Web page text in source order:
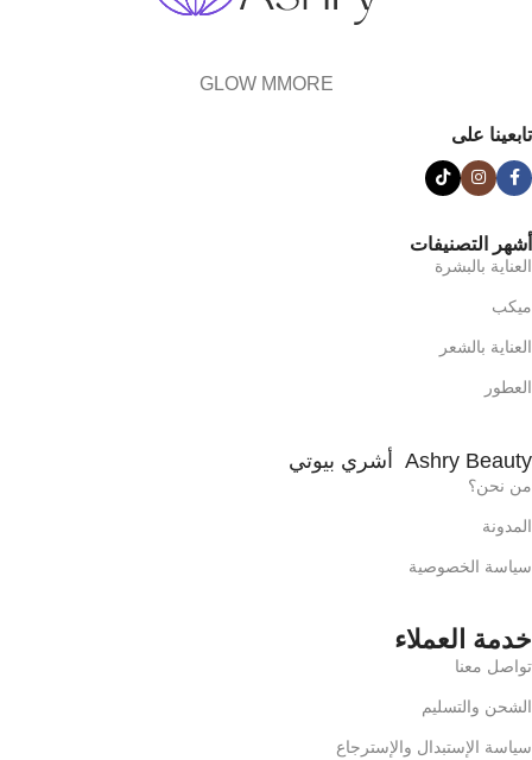
GLOW MMORE
تابعينا على
أشهر التصنيفات
العناية بالبشرة
ميكب
العناية بالشعر
العطور
Ashry Beauty أشري بيوتي
من نحن؟
المدونة
سياسة الخصوصية
خدمة العملاء
تواصل معنا
الشحن والتسليم
سياسة الإستبدال والإسترجاع